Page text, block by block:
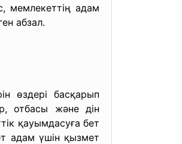
мемлекеттің адам
абзал.
өздері басқарып
отбасы және дін
қауымдасуға бет
адам үшін қызмет